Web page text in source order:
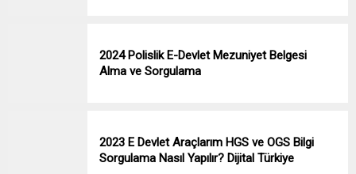
2024 Polislik E-Devlet Mezuniyet Belgesi
Alma ve Sorgulama
2023 E Devlet Araçlarım HGS ve OGS Bilgi
Sorgulama Nasıl Yapılır? Dijital Türkiye